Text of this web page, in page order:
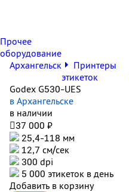
Прочее
оборудование
Архангельск
Принтеры
этикеток
Godex G530-UES
в Архангельске
в наличии
37 000 ₽
25,4-118 мм
12,7 см/сек
300 dpi
5 000 этикеток в день
Добавить в корзину